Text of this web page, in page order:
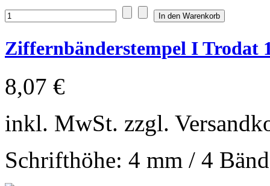
Ziffernbänderstempel I Trodat
8,07 €
inkl. MwSt. zzgl.
Schrifthöhe: 4 mm / 4